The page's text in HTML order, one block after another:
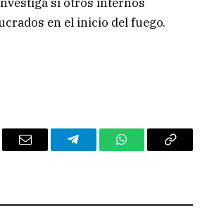
en el inicio del fuego.
Email TelegramWhatsAppCopy